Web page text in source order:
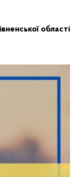
області